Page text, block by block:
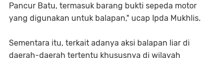
Pancur Batu, termasuk barang bukti sepeda motor
yang digunakan untuk balapan," ucap Ipda Mukhlis.
Sementara itu, terkait adanya aksi balapan liar di
daerah-daerah tertentu khususnya di wilayah